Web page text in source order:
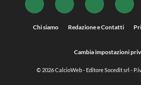
Chi siamo Redazione e Contatti
Cambia impostazioni
© 2026CalcioWeb- Editore Socedit srl -